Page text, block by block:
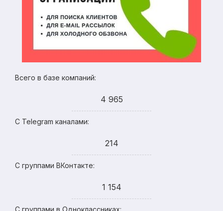
Всего в базе компаний:
4 965
С Telegram каналами:
214
С группами ВКонтакте:
1 154
С группами в Одноклассниках: